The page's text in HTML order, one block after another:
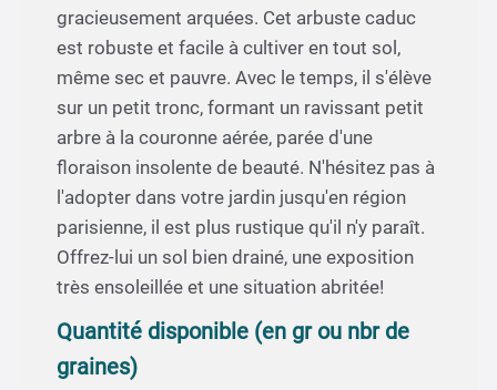
gracieusement arquées. Cet arbuste caduc
est robuste et facile à cultiver en tout sol,
même sec et pauvre. Avec le temps, il s'élève
sur un petit tronc, formant un ravissant petit
arbre à la couronne aérée, parée d'une
floraison insolente de beauté. N'hésitez pas à
l'adopter dans votre jardin jusqu'en région
parisienne, il est plus rustique qu'il n'y paraît.
Offrez-lui un sol bien drainé, une exposition
très ensoleillée et une situation abritée!
Quantité disponible (en gr ou nbr de
graines)